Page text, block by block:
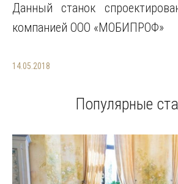
Данный станок
компанией ООО «МОБИПРОФ»
14.05.2018
Популярные